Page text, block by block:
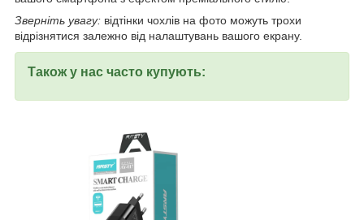
Зверніть увагу: відтінки чохлів на фото можуть трохи
відрізнятися залежно від налаштувань вашого екрану.
Також у нас часто купують: